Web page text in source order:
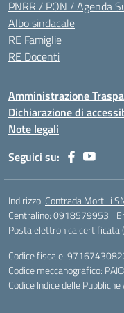
PNRR / PON / Agenda
Albo sindacale
RE Famiglie
RE Docenti
Amministrazione
Dichiarazione di
Note legali
Seguici su:
Indirizzo: Contrada Mortilli
Centralino:0918579953
Posta elettronica certificata
Codice fiscale:
Codice meccanografico:
Codice Indice delle